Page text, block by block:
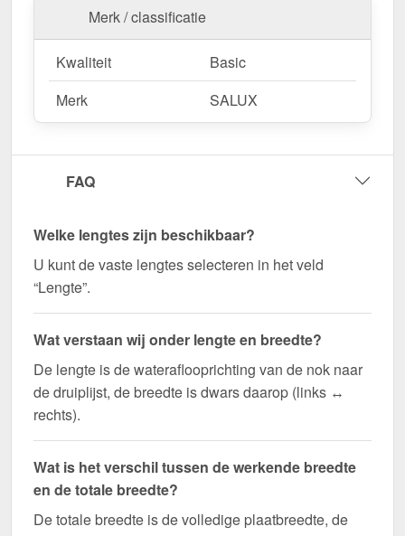
Wegens maatwerk / customisatie van herroepingsrecht uitgezonderd
Merk / classificatie
Kwaliteit
Basic
Merk
SALUX
FAQ
Welke lengtes zijn beschikbaar?
U kunt de vaste lengtes selecteren in het veld
“Lengte”.
Wat verstaan wij onder lengte en breedte?
De lengte is de wateraflooprichting van de nok naar
de druiplijst, de breedte is dwars daarop (links ↔
rechts).
Wat is het verschil tussen de werkende breedte
en de totale breedte?
De totale breedte is de volledige plaatbreedte, de